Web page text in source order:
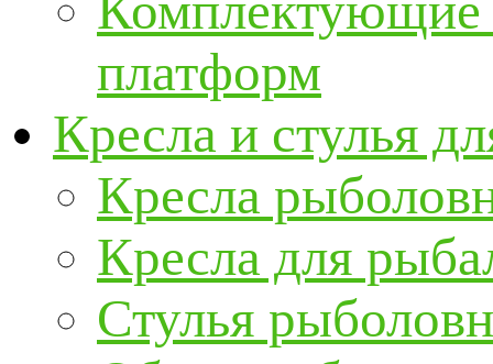
платформ
Кресла и стулья
Кресла
Кресла для
Стулья